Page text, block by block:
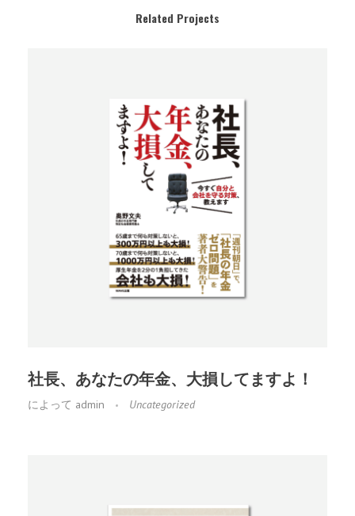
Related Projects
社長、あなたの年金、大損してますよ！
によって admin Uncategorized